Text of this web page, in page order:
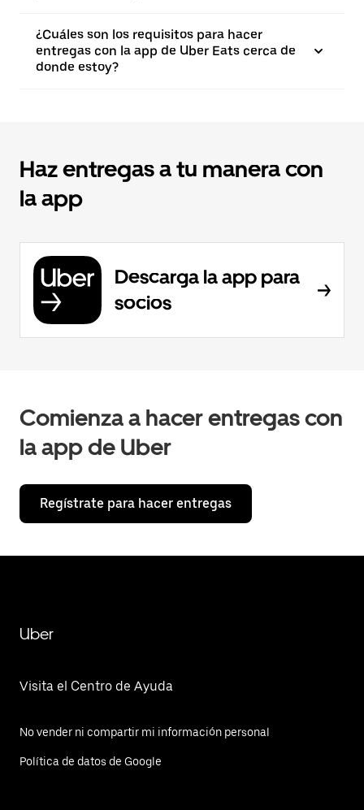
¿Cuáles son los requisitos para hacer
entregas con la app de Uber Eats cerca de
donde estoy?
Haz entregas a tu manera con
la app
Descarga la app para
socios
Comienza a hacer entregas con
la app de Uber
Regístrate para hacer entregas
Uber
Visita el Centro de Ayuda
No vender ni compartir mi información personal
Política de datos de Google